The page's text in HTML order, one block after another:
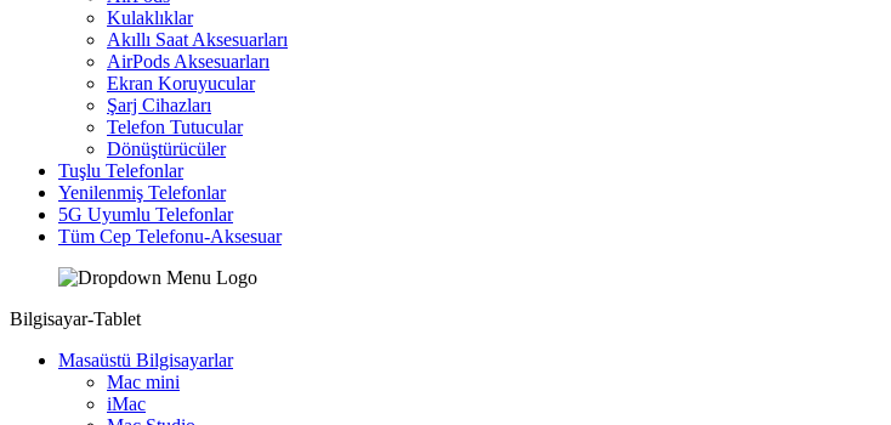
Kulaklıklar
Akıllı Saat Aksesuarları
AirPods Aksesuarları
Ekran Koruyucular
Şarj Cihazları
Telefon Tutucular
Dönüştürücüler
Tuşlu Telefonlar
Yenilenmiş Telefonlar
5G Uyumlu Telefonlar
Tüm Cep Telefonu-Aksesuar
Bilgisayar-Tablet
Masaüstü Bilgisayarlar
Mac mini
iMac